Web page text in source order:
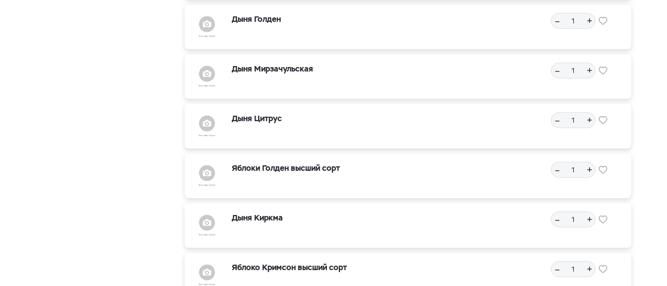
Дыня Голден – +
Дыня Мирзачульская – +
Дыня Цитрус – +
Яблоки Голден высший сорт – +
Дыня Киркма – +
Яблоко Кримсон высший сорт – +